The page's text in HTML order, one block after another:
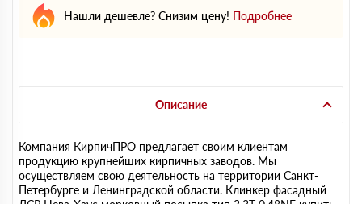
Нашли дешевле? Снизим цену! Подробнее
Описание
Компания КирпичПРО предлагает своим клиентам
продукцию крупнейших кирпичных заводов. Мы
осуществляем свою деятельность на территории Санкт-
Петербурге и Ленинградской области. Клинкер фасадный